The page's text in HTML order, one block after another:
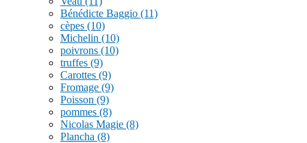
Bénédicte Baggio (11)
cèpes (10)
Michelin (10)
poivrons (10)
truffes (9)
Carottes (9)
Fromage (9)
Poisson (9)
pommes (8)
Nicolas Magie (8)
Plancha (8)